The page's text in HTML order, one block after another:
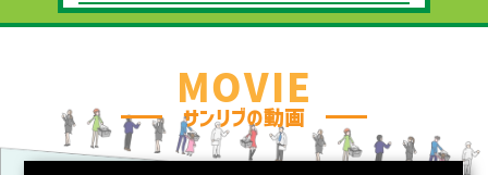
2023.07.03 『職種紹介 商品部』を公
2023.05.09 『新入社員が教える就活ノウ
ハウ』を公開しました！
2023.05.09 『職種紹介』を公開しまし
MOVIE
サンリブの動画